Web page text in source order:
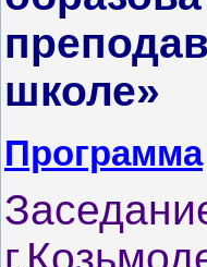
школе»
Программа